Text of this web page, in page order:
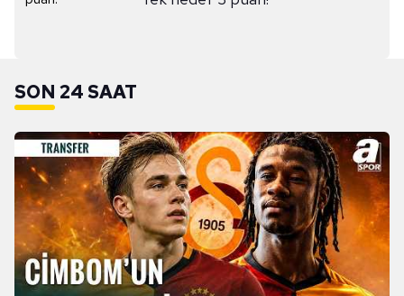
SON 24 SAAT